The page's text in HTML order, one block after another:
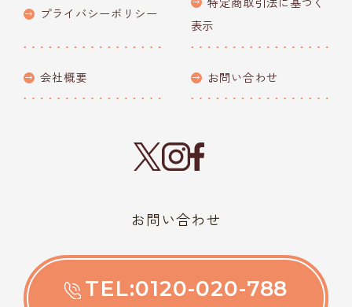
プライバシーポリシー
特定商取引法に基づく
表示
会社概要 お問い合わせ
お問い合わせ
TEL:0120-020-788